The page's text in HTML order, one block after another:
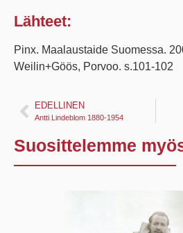
Lähteet:
Pinx. Maalaustaide Suomessa.
Weilin+Göös, Porvoo. s.101-102
EDELLINEN
Antti Lindeblom 1880-1954
Suosittelemme